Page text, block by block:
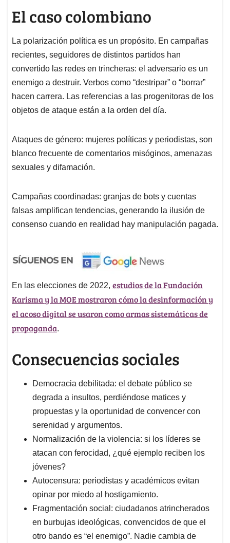
El caso colombiano
La polarización política es un propósito. En campañas
recientes, seguidores de distintos partidos han
convertido las redes en trincheras: el adversario es un
enemigo a destruir. Verbos como “destripar” o “borrar”
hacen carrera. Las referencias a las progenitoras de los
objetos de ataque están a la orden del día.
Ataques de género: mujeres políticas y periodistas, son
blanco frecuente de comentarios misóginos, amenazas
sexuales y difamación.
Campañas coordinadas: granjas de bots y cuentas
falsas amplifican tendencias, generando la ilusión de
consenso cuando en realidad hay manipulación pagada.
En las elecciones de 2022, estudios de la Fundación
Karisma y la MOE mostraron cómo la desinformación y
el acoso digital se usaron como armas sistemáticas de
propaganda.
Consecuencias sociales
Democracia debilitada: el debate público se
degrada a insultos, perdiéndose matices y
propuestas y la oportunidad de convencer con
serenidad y argumentos.
Normalización de la violencia: si los líderes se
atacan con ferocidad, ¿qué ejemplo reciben los
jóvenes?
Autocensura: periodistas y académicos evitan
opinar por miedo al hostigamiento.
Fragmentación social: ciudadanos atrincherados
en burbujas ideológicas, convencidos de que el
otro bando es “el enemigo”. Nadie cambia de